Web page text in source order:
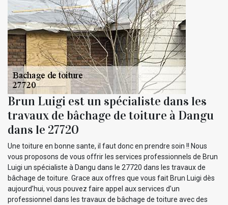
Brun Luigi est un spécialiste dans les
travaux de bâchage de toiture à Dangu
dans le 27720
Une toiture en bonne sante, il faut donc en prendre soin !! Nous
vous proposons de vous offrir les services professionnels de Brun
Luigi un spécialiste à Dangu dans le 27720 dans les travaux de
bâchage de toiture. Grace aux offres que vous fait Brun Luigi dès
aujourd’hui, vous pouvez faire appel aux services d’un
professionnel dans les travaux de bâchage de toiture avec des